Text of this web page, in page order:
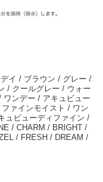
イ / ブラウン / グレー /
/ クールグレー / ウォー
ンデー / アキュビュー
ァインモイスト / ワン
ュビューディファイン /
/ CHARM / BRIGHT /
/ FRESH / DREAM /